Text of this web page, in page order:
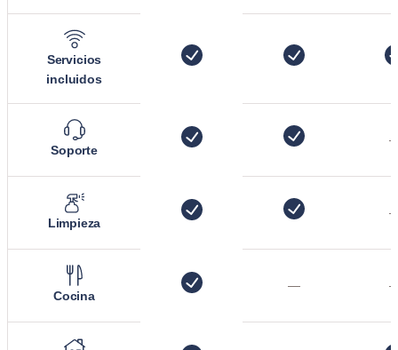
Servicios
incluidos
Soporte
Limpieza
Cocina
—